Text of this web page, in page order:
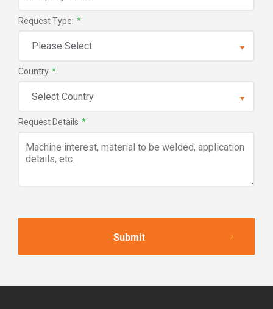
Request Type: *
Country *
Request Details *